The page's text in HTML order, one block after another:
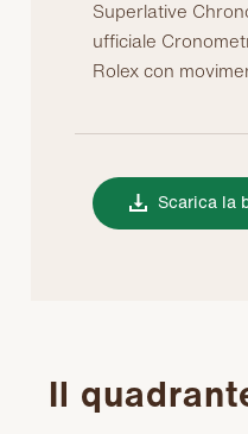
Superlative
ufficiale
Rolex con
Scarica la
Il